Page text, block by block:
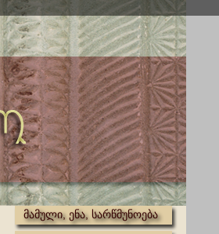
მამული, ენა, სარწმუნოება